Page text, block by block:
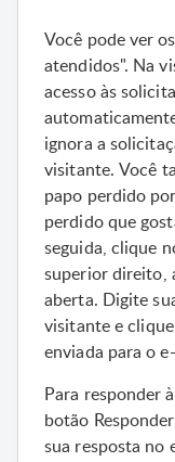
Você pode ver
atendidos". Na
acesso às
ignora a
visitante. Você
papo perdido
perdido que
seguida, clique
superior direito,
aberta. Digite
visitante e
enviada para o
Para responder
botão
sua resposta no